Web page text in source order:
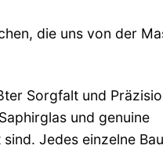
die uns von der
Sorgfalt und
und genuine
Jedes einzelne